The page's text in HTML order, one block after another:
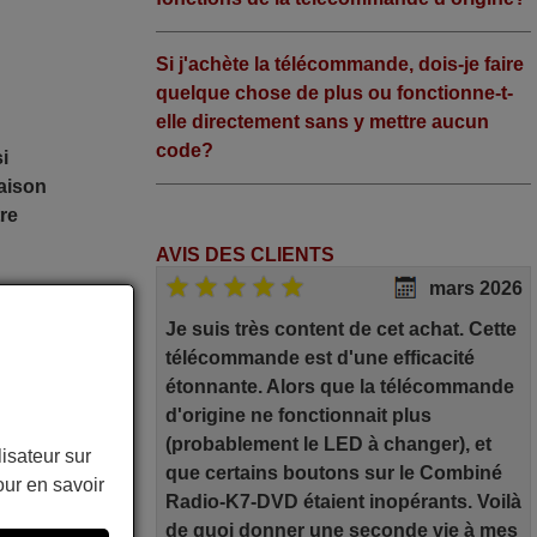
Si j'achète la télécommande, dois-je faire
quelque chose de plus ou fonctionne-t-
elle directement sans y mettre aucun
code?
AVIS DES CLIENTS
mars 2026
Je suis très content de cet achat. Cette
télécommande est d'une efficacité
étonnante. Alors que la télécommande
d'origine ne fonctionnait plus
(probablement le LED à changer), et
que certains boutons sur le Combiné
Radio-K7-DVD étaient inopérants. Voilà
de quoi donner une seconde vie à mes
sur
en savoir